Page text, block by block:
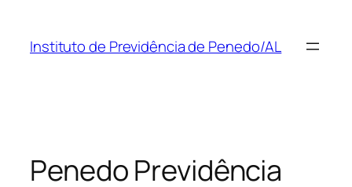
Instituto de Previdência de Penedo/AL
Penedo Previdência